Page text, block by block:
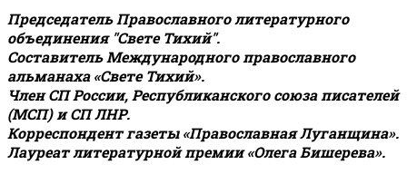
Председатель Православного литературного
объединения "Свете Тихий".
Составитель Международного православного
альманаха «Свете Тихий».
Член СП России, Республиканского союза писателей
(МСП) и СП ЛНР.
Корреспондент газеты «Православная Луганщина».
Лауреат литературной премии «Олега Бишерева».